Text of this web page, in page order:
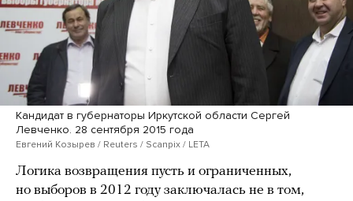
Кандидат в губернаторы Иркутской области Сергей
Левченко. 28 сентября 2015 года
Евгений Козырев / Reuters / Scanpix / LETA
Логика возвращения пусть и ограниченных,
но выборов в 2012 году заключалась не в том,